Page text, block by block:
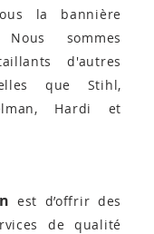
la bannière
sommes
d'autres
que Stihl,
Hardi et
est d’offrir des
de qualité